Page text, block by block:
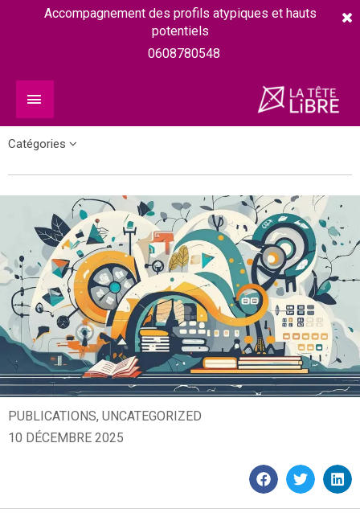
Catégories
PUBLICATIONS, UNCATEGORIZED
10 DÉCEMBRE 2025
Accompagnement des profils atypiques et hauts
potentiels
0608780548